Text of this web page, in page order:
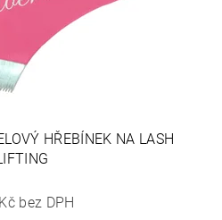
HŘEBÍNEK NA LASH
bez DPH